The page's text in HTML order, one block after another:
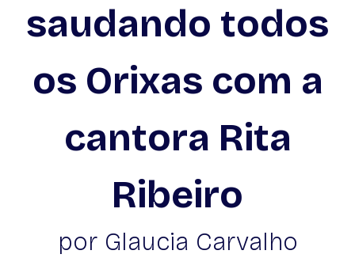
saudando todos
os Orixas com a
cantora Rita
Ribeiro
por Glaucia Carvalho